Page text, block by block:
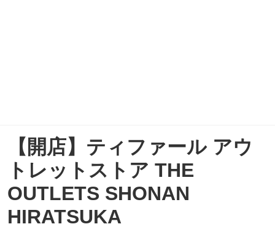
【開店】ティファール アウ
トレットストア THE
OUTLETS SHONAN
HIRATSUKA